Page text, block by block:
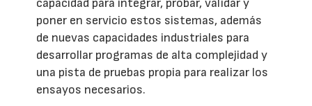
capacidad para integrar, probar, validar y
poner en servicio estos sistemas, además
de nuevas capacidades industriales para
desarrollar programas de alta complejidad y
una pista de pruebas propia para realizar los
ensayos necesarios.